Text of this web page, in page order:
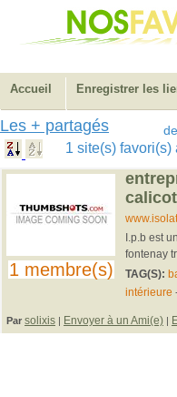
Accueil Enregistrer les
Les + partagés
1 site(s)
1 membre(s)
I.p.b est
fontenay
TAG(S):
intérieure
Par solixis | Envoyer à un Ami(e) |